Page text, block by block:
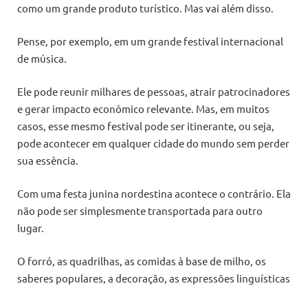
como um grande produto turístico. Mas vai além disso.
Pense, por exemplo, em um grande festival internacional
de música.
Ele pode reunir milhares de pessoas, atrair patrocinadores
e gerar impacto econômico relevante. Mas, em muitos
casos, esse mesmo festival pode ser itinerante, ou seja,
pode acontecer em qualquer cidade do mundo sem perder
sua essência.
Com uma festa junina nordestina acontece o contrário. Ela
não pode ser simplesmente transportada para outro
lugar.
O forró, as quadrilhas, as comidas à base de milho, os
saberes populares, a decoração, as expressões linguísticas